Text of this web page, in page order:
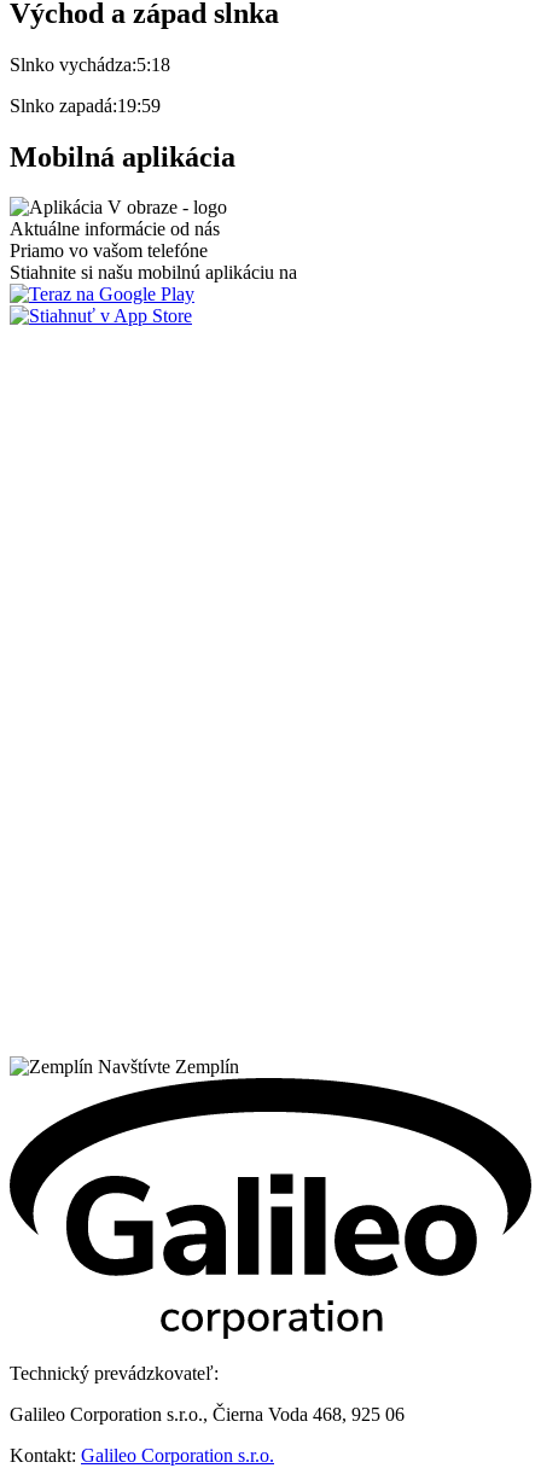
Východ a západ slnka
Slnko vychádza:5:18
Slnko zapadá:19:59
Mobilná aplikácia
Aktuálne informácie od nás
Priamo vo vašom telefóne
Stiahnite si našu mobilnú aplikáciu na
Navštívte Zemplín
Technický prevádzkovateľ:
Galileo Corporation s.r.o., Čierna Voda 468, 925 06
Kontakt: Galileo Corporation s.r.o.